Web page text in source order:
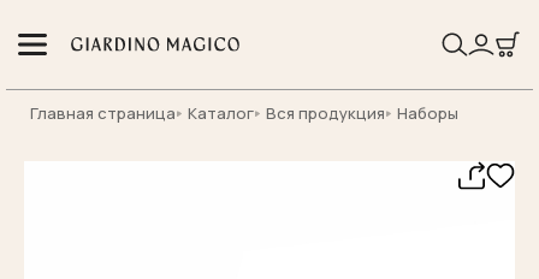
Главная страница Каталог Вся продукция Наборы